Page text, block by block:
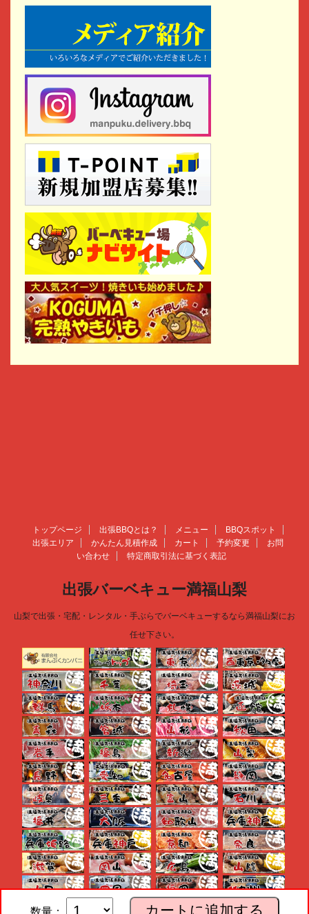
数量： カートに追加する
トップページ 出張BBQとは？ メニュー
BBQスポット
出張エリア
かんたん見積作成 カート 予約変更
お問
い合わせ
特定商取引法に基づく表記
出張バーベキュー満福山梨
山梨で出張・宅配・レンタル・手ぶらでバーベキューするなら満福山梨にお
任せ下さい。